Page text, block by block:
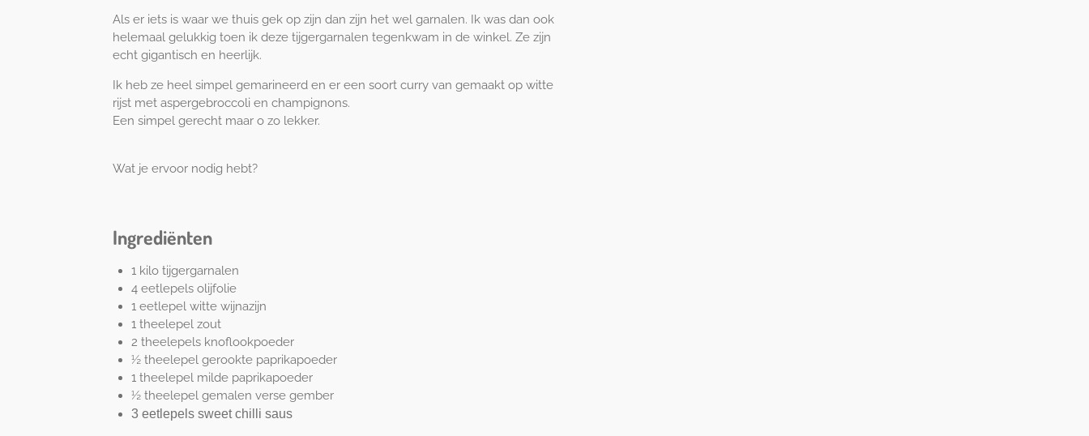
Als er iets is waar we thuis gek op zijn dan zijn het wel garnalen. Ik was dan ook
helemaal gelukkig toen ik deze tijgergarnalen tegenkwam in de winkel. Ze zijn
echt gigantisch en heerlijk.
Ik heb ze heel simpel gemarineerd en er een soort curry van gemaakt op witte
rijst met aspergebroccoli en champignons.
Een simpel gerecht maar o zo lekker.
Wat je ervoor nodig hebt?
Ingrediënten
1 kilo tijgergarnalen
4 eetlepels olijfolie
1 eetlepel witte wijnazijn
1 theelepel zout
2 theelepels knoflookpoeder
½ theelepel gerookte paprikapoeder
1 theelepel milde paprikapoeder
½ theelepel gemalen verse gember
3 eetlepels sweet chilli saus